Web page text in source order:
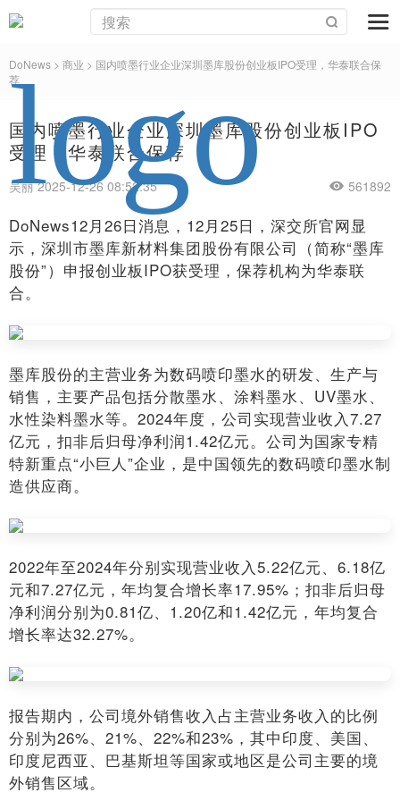
DoNews > 商业 > 国内喷墨行业企业深圳墨库股份创业板IPO受理，华泰联合保
荐
国内喷墨行业企业深圳墨库股份创业板IPO
受理，华泰联合保荐
吴丽 2025-12-26 08:52:35 561892
DoNews12月26日消息，12月25日，深交所官网显
示，深圳市墨库新材料集团股份有限公司（简称“墨库
股份”）申报创业板IPO获受理，保荐机构为华泰联
合。
墨库股份的主营业务为数码喷印墨水的研发、生产与
销售，主要产品包括分散墨水、涂料墨水、UV墨水、
水性染料墨水等。2024年度，公司实现营业收入7.27
亿元，扣非后归母净利润1.42亿元。公司为国家专精
特新重点“小巨人”企业，是中国领先的数码喷印墨水制
造供应商。
2022年至2024年分别实现营业收入5.22亿元、6.18亿
元和7.27亿元，年均复合增长率17.95%；扣非后归母
净利润分别为0.81亿、1.20亿和1.42亿元，年均复合
增长率达32.27%。
报告期内，公司境外销售收入占主营业务收入的比例
分别为26%、21%、22%和23%，其中印度、美国、
印度尼西亚、巴基斯坦等国家或地区是公司主要的境
外销售区域。